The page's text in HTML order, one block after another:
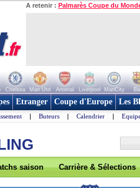
A retenir : Palmarès Coupe du
Chelsea Man Utd Arsenal Liverpool ManCity
Etranger Coupe d'Europe Les
| Buteurs | Calendrier |
saison Carrière & Sélections